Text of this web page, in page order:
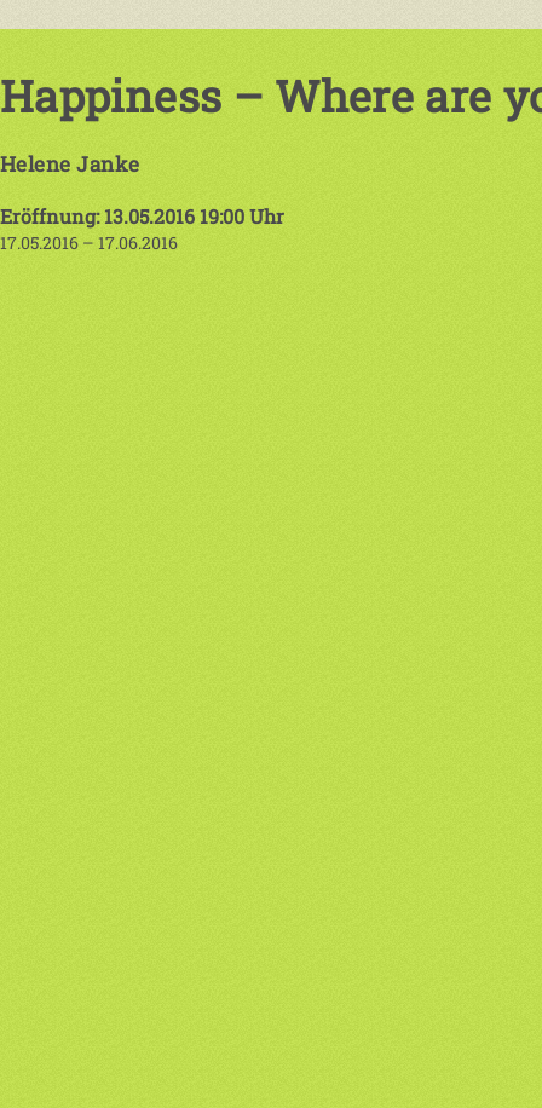
Happiness – Where are
Helene Janke
Eröffnung: 13.05.2016 19:00 Uhr
17.05.2016 – 17.06.2016